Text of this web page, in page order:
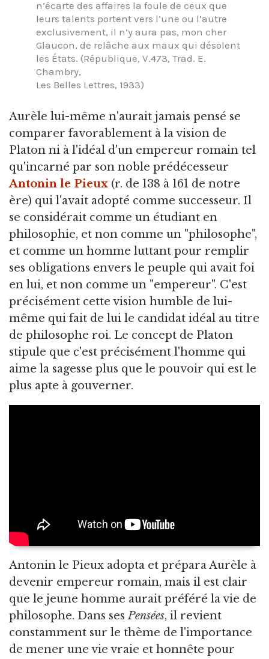
n’écarte des affaires la foule de ceux que
leurs talents portent vers l’une ou l’autre
exclusivement, il n’y aura pas, mon cher
Glaucon, de relâche aux maux qui désolent
les États. (République, V.473, Trad. E.
Chambry,
Les Belles Lettres, 1933)
Aurèle lui-même n'aurait jamais pensé se
comparer favorablement à la vision de
Platon ni à l'idéal d'un empereur romain tel
qu'incarné par son noble prédécesseur
Antonin le Pieux (r. de 138 à 161 de notre
ère) qui l'avait adopté comme successeur. Il
se considérait comme un étudiant en
philosophie, et non comme un "philosophe",
et comme un homme luttant pour remplir
ses obligations envers le peuple qui avait foi
en lui, et non comme un "empereur". C'est
précisément cette vision humble de lui-
même qui fait de lui le candidat idéal au titre
de philosophe roi. Le concept de Platon
stipule que c'est précisément l'homme qui
aime la sagesse plus que le pouvoir qui est le
plus apte à gouverner.
Antonin le Pieux adopta et prépara Aurèle à
devenir empereur romain, mais il est clair
que le jeune homme aurait préféré la vie de
philosophe. Dans sesPensées, il revient
constamment sur le thème de l'importance
de mener une vie vraie et honnête pour